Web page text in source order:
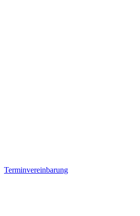
Terminvereinbarung